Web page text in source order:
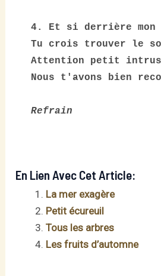
4. Et si derrière
Tu crois trouver le
Attention petit intrus
Nous t'avons bien
Refrain
En Lien Avec Cet Article:
La mer exagère
Petit écureuil
Tous les arbres
Les fruits d’automne